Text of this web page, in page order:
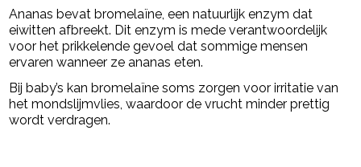
Ananas bevat bromelaïne, een natuurlijk enzym dat
eiwitten afbreekt. Dit enzym is mede verantwoordelijk
voor het prikkelende gevoel dat sommige mensen
ervaren wanneer ze ananas eten.
Bij baby’s kan bromelaïne soms zorgen voor irritatie van
het mondslijmvlies, waardoor de vrucht minder prettig
wordt verdragen.